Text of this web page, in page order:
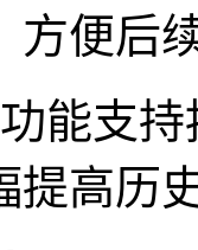
方便后
能支
提高历